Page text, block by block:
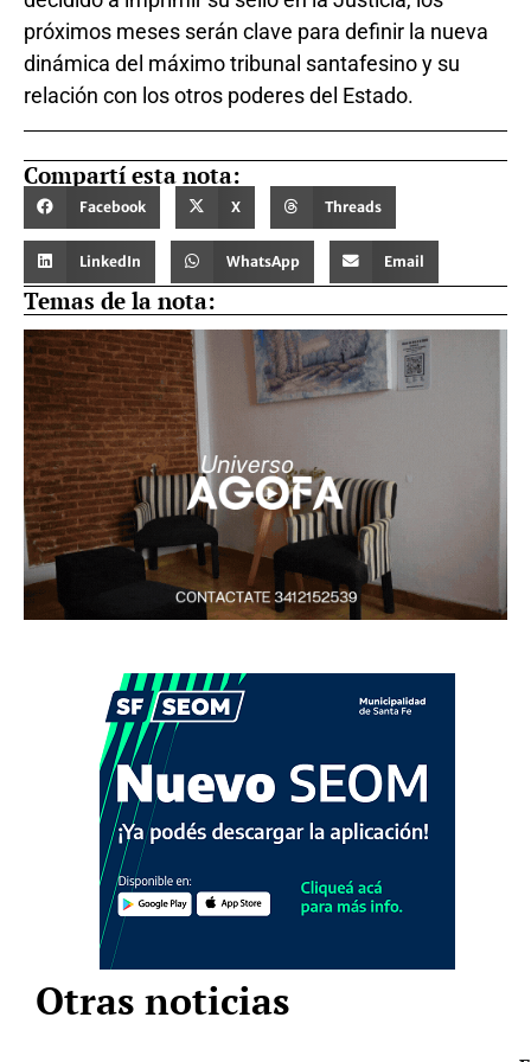
próximos meses serán clave para definir la nueva
dinámica del máximo tribunal santafesino y su
relación con los otros poderes del Estado.
Compartí esta nota:
Facebook X Threads
LinkedIn WhatsApp Email
Temas de la nota:
Otras noticias